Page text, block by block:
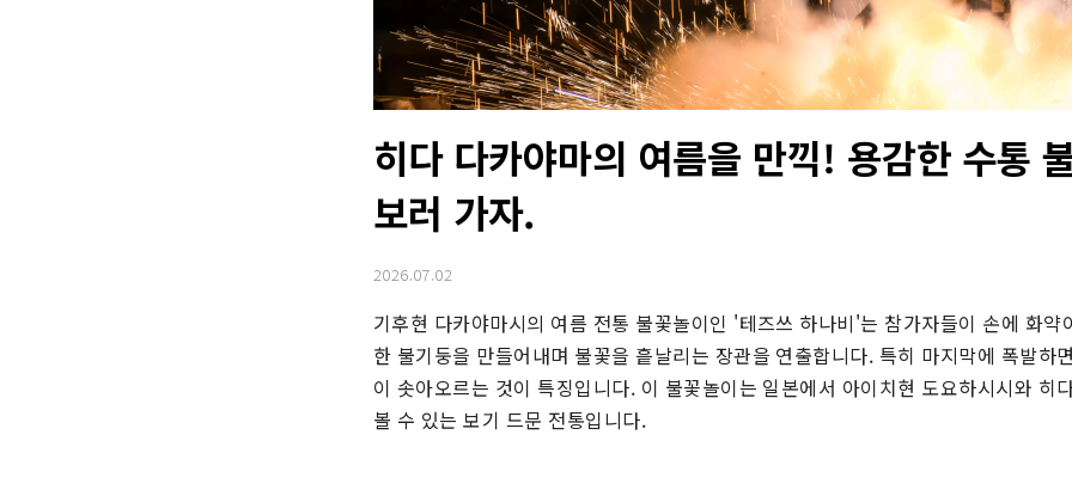
히다 다카야마의 여름을 만끽! 용감한 수통
보러 가자.
2026.07.02
기후현 다카야마시의 여름 전통 불꽃놀이인 '테즈쓰 하나비'는 참가자들이 손에 화약
한 불기둥을 만들어내며 불꽃을 흩날리는 장관을 연출합니다. 특히 마지막에 폭발하
이 솟아오르는 것이 특징입니다. 이 불꽃놀이는 일본에서 아이치현 도요하시시와 히
볼 수 있는 보기 드문 전통입니다.